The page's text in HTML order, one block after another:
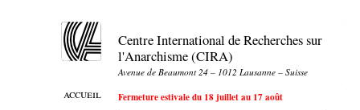
accueil
Centre International de Recherches sur
l'Anarchisme (CIRA)
Avenue de Beaumont 24 – 1012 Lausanne – Suisse
Fermeture estivale du 18 juillet au 17 août